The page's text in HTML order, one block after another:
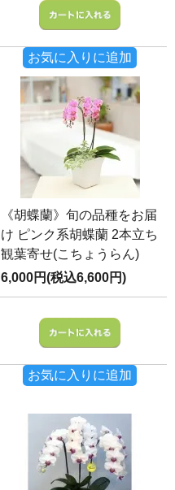
お気に入りに追加
《胡蝶蘭》旬の品種をお届
け ピンク系胡蝶蘭 2本立ち
観葉寄せ(こちょうらん)
6,000円(税込6,600円)
お気に入りに追加